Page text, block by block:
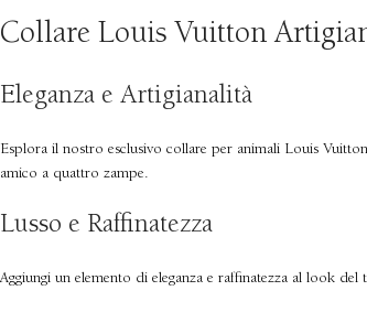
Collare Louis Vuitton
Eleganza e Artigianalità
Esplora il nostro esclusivo collare per animali Louis
amico a quattro zampe.
Lusso e Raffinatezza
Aggiungi un elemento di eleganza e raffinatezza al look